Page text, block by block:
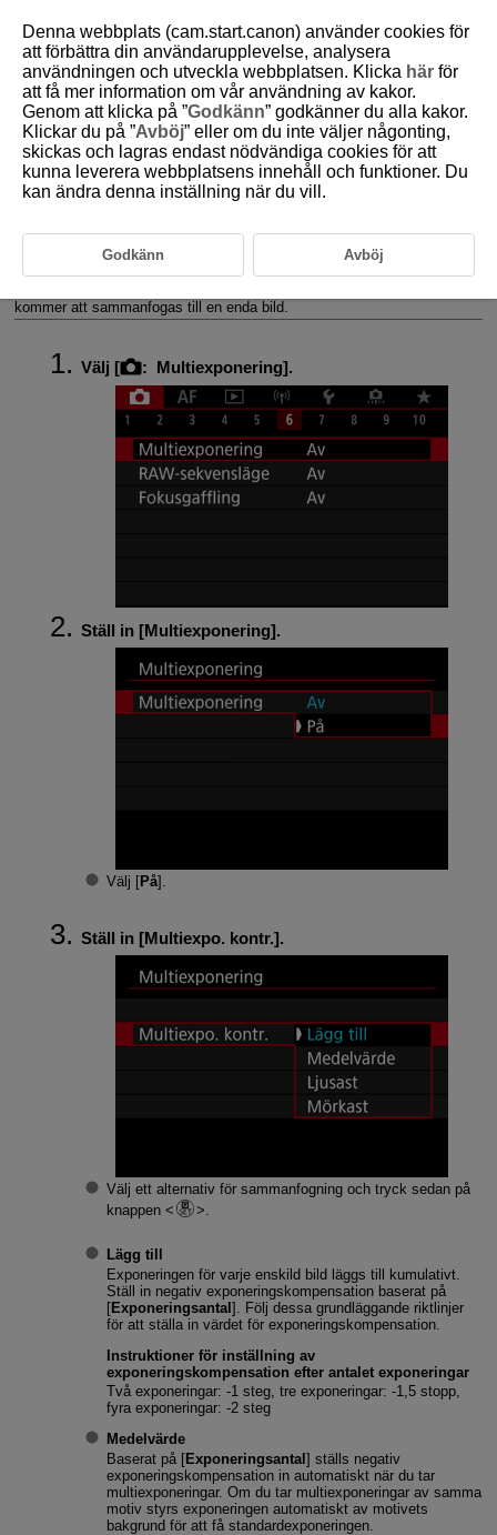
D185-083
Multiexponeringar
Slå samman multiexponeringar med en JPEG-bild som registrerats
Kontrollera och ta bort multiexponeringar under fotografering
kommer att sammanfogas till en enda bild.
Välj [ : Multiexponering].
Ställ in [Multiexponering].
Välj [På].
Ställ in [Multiexpo. kontr.].
Välj ett alternativ för sammanfogning och tryck sedan på
knappen
Lägg till
Exponeringen för varje enskild bild läggs till kumulativt.
Ställ in negativ exponeringskompensation baserat på
[Exponeringsantal ]. Följ dessa grundläggande riktlinjer
för att ställa in värdet för exponeringskompensation.
Instruktioner för inställning av
exponeringskompensation efter antalet exponeringar
Två exponeringar: -1 steg, tre exponeringar: -1,5 stopp,
fyra exponeringar: -2 steg
Medelvärde
Baserat på [Exponeringsantal] ställs negativ
exponeringskompensation in automatiskt när du tar
multiexponeringar. Om du tar multiexponeringar av samma
motiv styrs exponeringen automatiskt av motivets
bakgrund för att få standardexponeringen.
Denna webbplats (cam.start.canon) använder cookies för
att förbättra din användarupplevelse, analysera
användningen och utveckla webbplatsen. Klicka här för
att få mer information om vår användning av kakor.
Genom att klicka på ”Godkänn” godkänner du alla kakor.
Klickar du på ”Avböj” eller om du inte väljer någonting,
skickas och lagras endast nödvändiga cookies för att
kunna leverera webbplatsens innehåll och funktioner. Du
kan ändra denna inställning när du vill.
Godkänn Avböj